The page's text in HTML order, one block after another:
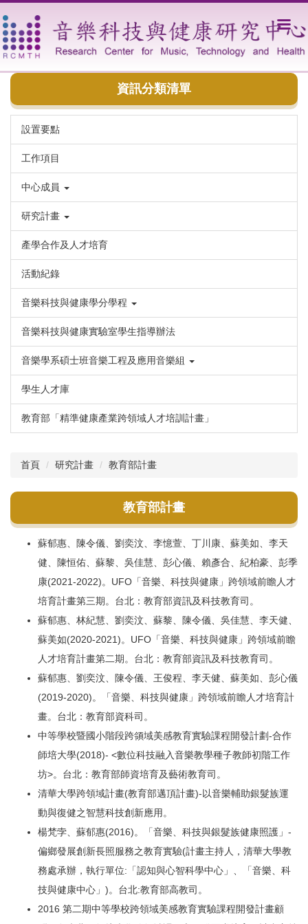
到
主
要
容
資訊分類清單
設置要點
工作項目
中心成員
研究計畫
產學合作及人才培育
活動紀錄
音樂科技與健康學分學程
音樂科技與健康實驗室學生指導辦法
音樂學系碩士班音樂工程及應用音樂組
學生人才庫
教育部「精準健康產業跨領域人才培訓計畫」
首頁 研究計畫 教育部計畫
教育部計畫
蘇郁惠、陳令儀、劉奕汶、李憶萱、丁川康、蘇美如、李天
健、陳恒佑、蘇黎、吳佳慧、彭心儀、賴彥合、紀柏豪、彭季
康(2021-2022)。UFO「音樂、科技與健康」跨領域前瞻人才
培育計畫第三期。台北：教育部資訊及科技教育司。
蘇郁惠、林紀慧、劉奕汶、蘇黎、陳令儀、吳佳慧、李天健、
蘇美如(2020-2021)。UFO「音樂、科技與健康」跨領域前瞻
人才培育計畫第二期。台北：教育部資訊及科技教育司。
蘇郁惠、劉奕汶、陳令儀、王俊程、李天健、蘇美如、彭心儀
(2019-2020)。「音樂、科技與健康」跨領域前瞻人才培育計
畫。台北：教育部資科司。
中等學校暨國小階段跨領域美感教育實驗課程開發計劃-合作
師培大學(2018)- <數位科技融入音樂教學種子教師初階工作
坊>。台北：教育部師資培育及藝術教育司。
清華大學跨領域計畫(教育部邁頂計畫)-以音樂輔助銀髮族運
動與復健之智慧科技創新應用。
楊梵孛、蘇郁惠(2016)。「音樂、科技與銀髮族健康照護」-
偏鄉發展創新長照服務之教育實驗(計畫主持人，清華大學教
務處承辦，執行單位:「認知與心智科學中心」、「音樂、科
技與健康中心」)。台北:教育部高教司。
2016 第二期中等學校跨領域美感教育實驗課程開發計畫顧